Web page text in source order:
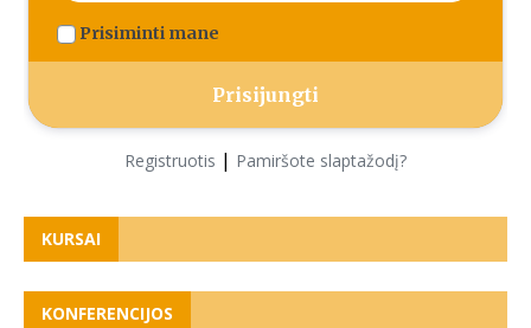
Prisiminti mane
Registruotis | Pamiršote slaptažodį?
KURSAI
KONFERENCIJOS